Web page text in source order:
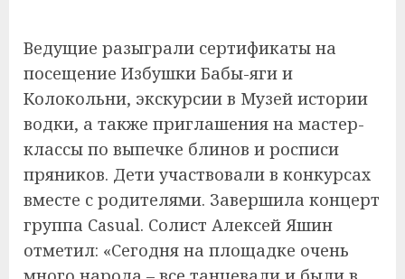
Ведущие разыграли сертификаты на
посещение Избушки Бабы-яги и
Колокольни, экскурсии в Музей истории
водки, а также приглашения на мастер-
классы по выпечке блинов и росписи
пряников. Дети участвовали в конкурсах
вместе с родителями. Завершила концерт
группа Casual. Солист Алексей Яшин
отметил: «Сегодня на площадке очень